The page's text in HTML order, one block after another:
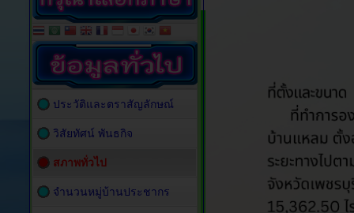
ประวัติและตราสัญลักษณ์
วิสัยทัศน์ พันธกิจ
สภาพทั่วไป
จำนวนหมู่บ้านประชากร